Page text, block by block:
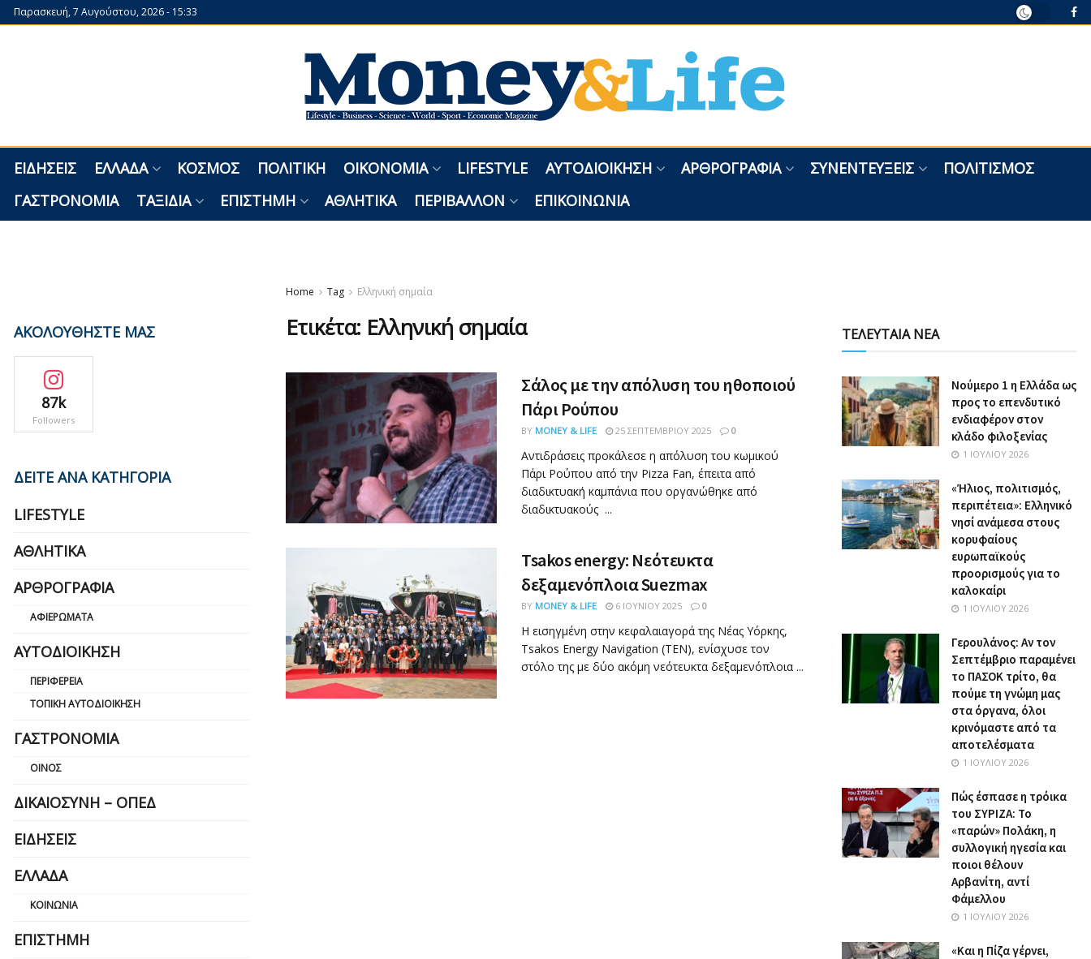
Παρασκευή, 7 Αυγούστου, 2026 - 15:33
ΕΙΔΉΣΕΙΣ ΕΛΛΆΔΑ ΚΌΣΜΟΣ ΠΟΛΙΤΙΚΉ ΟΙΚΟΝΟΜΊΑ LIFESTYLE ΑΥΤΟΔΙΟΊΚΗΣΗ ΑΡΘΡΟΓΡΑΦΊΑ ΣΥΝΕΝΤΕΎΞΕΙΣ
ΠΟΛΙΤΙΣΜΌΣ
ΓΑΣΤΡΟΝΟΜΊΑ
ΤΑΞΊΔΙΑ ΕΠΙΣΤΉΜΗ ΑΘΛΗΤΙΚΆ ΠΕΡΙΒΆΛΛΟΝ ΕΠΙΚΟΙΝΩΝΊΑ
Home Tag Ελληνική σημαία
Ετικέτα: Ελληνική σημαία
Σάλος με την απόλυση του ηθοποιού
Πάρι Ρούπου
BY MONEY & LIFE 25 ΣΕΠΤΕΜΒΡΊΟΥ 2025 0
Αντιδράσεις προκάλεσε η απόλυση του κωμικού
Πάρι Ρούπου από την Pizza Fan, έπειτα από
διαδικτυακή καμπάνια που οργανώθηκε από
διαδικτυακούς ...
Tsakos energy: Νεότευκτα
δεξαμενόπλοια Suezmax
BY MONEY & LIFE 6 ΙΟΥΝΊΟΥ 2025 0
Η εισηγμένη στην κεφαλαιαγορά της Νέας Υόρκης,
Tsakos Energy Navigation (TEN), ενίσχυσε τον
στόλο της με δύο ακόμη νεότευκτα δεξαμενόπλοια ...
ΑΚΟΛΟΥΘΗΣΤΕ ΜΑΣ
87k
Followers
ΔΕΙΤΕ ΑΝΑ ΚΑΤΗΓΟΡΙΑ
LIFESTYLE
ΑΘΛΗΤΙΚΆ
ΑΡΘΡΟΓΡΑΦΊΑ
ΑΦΙΕΡΏΜΑΤΑ
ΑΥΤΟΔΙΟΊΚΗΣΗ
ΠΕΡΙΦΈΡΕΙΑ
ΤΟΠΙΚΉ ΑΥΤΟΔΙΟΊΚΗΣΗ
ΓΑΣΤΡΟΝΟΜΊΑ
ΟΊΝΟΣ
ΔΙΚΑΙΟΣΎΝΗ – ΟΠΕΔ
ΕΙΔΉΣΕΙΣ
ΕΛΛΆΔΑ
ΚΟΙΝΩΝΊΑ
ΕΠΙΣΤΉΜΗ
ΤΕΛΕΥΤΑΙΑ ΝΕΑ
Nούμερο 1 η Ελλάδα ως
προς το επενδυτικό
ενδιαφέρον στον
κλάδο φιλοξενίας
1 ΙΟΥΛΊΟΥ 2026
«Ήλιος, πολιτισμός,
περιπέτεια»: Ελληνικό
νησί ανάμεσα στους
κορυφαίους
ευρωπαϊκούς
προορισμούς για το
καλοκαίρι
1 ΙΟΥΛΊΟΥ 2026
Γερουλάνος: Αν τον
Σεπτέμβριο παραμένει
το ΠΑΣΟΚ τρίτο, θα
πούμε τη γνώμη μας
στα όργανα, όλοι
κρινόμαστε από τα
αποτελέσματα
1 ΙΟΥΛΊΟΥ 2026
Πώς έσπασε η τρόικα
του ΣΥΡΙΖΑ: Το
«παρών» Πολάκη, η
συλλογική ηγεσία και
ποιοι θέλουν
Αρβανίτη, αντί
Φάμελλου
1 ΙΟΥΛΊΟΥ 2026
«Και η Πίζα γέρνει,